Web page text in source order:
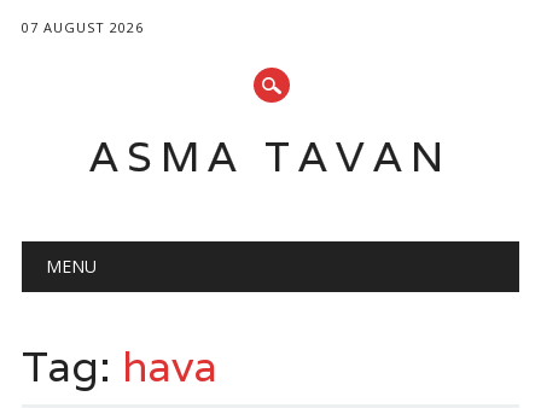
07 AUGUST 2026
ASMA TAVAN
Main menu
MENU
Tag: hava